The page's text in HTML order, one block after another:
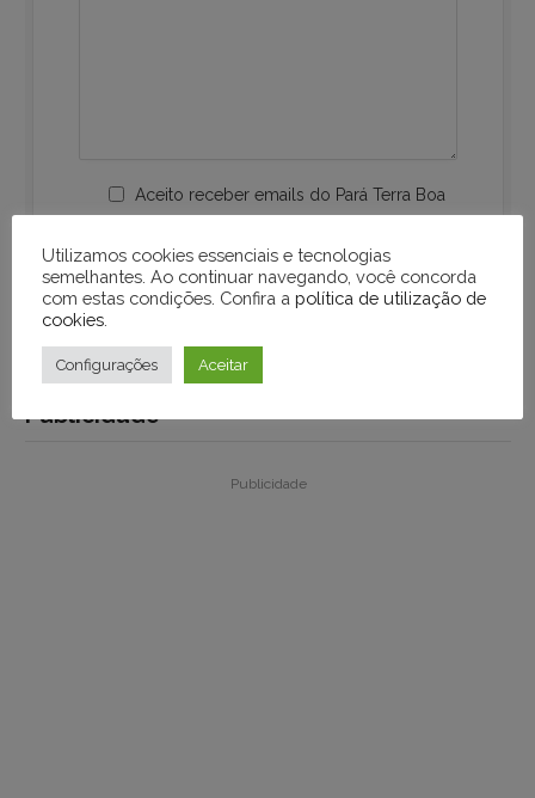
Aceito receber emails do Pará Terra Boa
Publicidade
Publicidade
Utilizamos cookies essenciais e tecnologias
semelhantes. Ao continuar navegando, você concorda
com estas condições. Confira a política de utilização de
cookies
Configurações Aceitar